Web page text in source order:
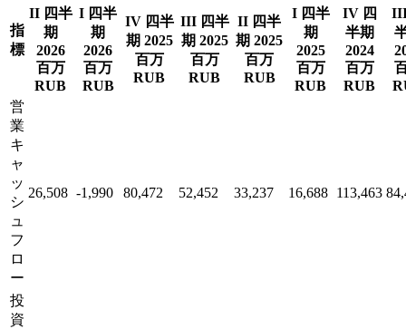
指
標
II 四半
期
2026
百万
RUB
I 四半
期
2026
百万
RUB
IV 四半
期 2025
百万
RUB
III 四半
期 2025
百万
RUB
II 四半
期 2025
百万
RUB
I 四半
期
2025
百万
RUB
IV 四
半期
2024
百万
RUB
営
業
キ
ャ
ッ
シ
ュ
フ
ロ
ー
26,508 -1,990 80,472 52,452 33,237 16,688 113,463
投
資